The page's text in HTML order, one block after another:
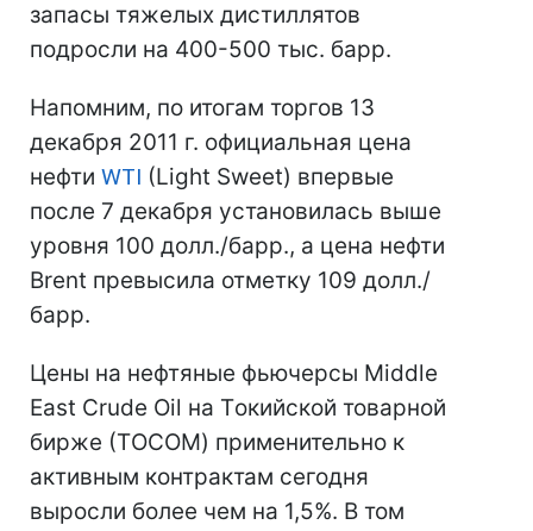
запасы тяжелых дистиллятов
подросли на 400-500 тыс. барр.
Напомним, по итогам торгов 13
декабря 2011 г. официальная цена
нефти WTI (Light Sweet) впервые
после 7 декабря установилась выше
уровня 100 долл./барр., а цена нефти
Brent превысила отметку 109 долл./
барр.
Цены на нефтяные фьючерсы Middle
East Crude Oil на Tокийской товарной
бирже (ТOCOM) применительно к
активным контрактам сегодня
выросли более чем на 1,5%. В том